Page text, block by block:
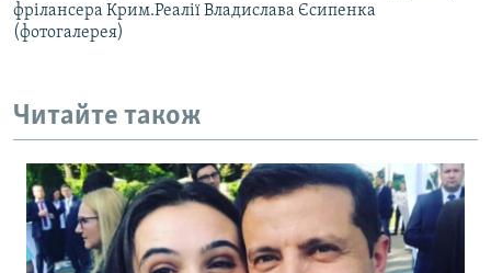
фрілансера Крим.Реалії Владислава Єсипенка
(фотогалерея)
Читайте також